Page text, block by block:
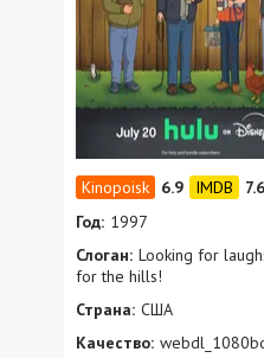
6.9
7.6
Год: 1997
Слоган: Looking for
for the hills!
Страна: США
Качество: